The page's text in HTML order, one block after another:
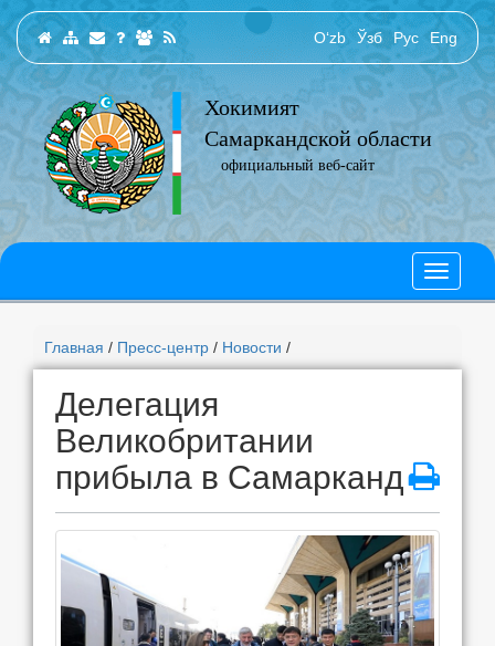
O‘zb Ўзб Рус Eng
Хокимият
Самаркандской области
официальный веб-сайт
Главная / Пресс-центр / Новости /
Делегация
Великобритании
прибыла в Самарканд